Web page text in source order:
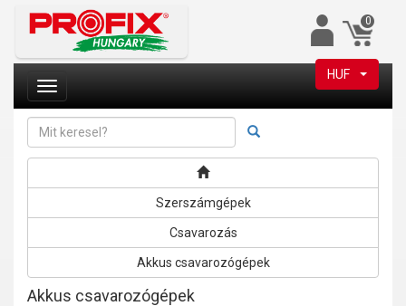
0
HUF
Szerszámgépek
Csavarozás
Akkus csavarozógépek
Akkus csavarozógépek